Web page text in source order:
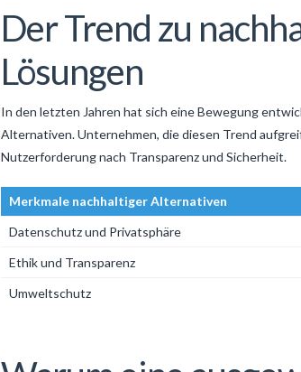
Der Trend zu
Lösungen
In den letzten Jahren hat sich eine Bewegung
Alternativen. Unternehmen, die diesen Trend
Nutzerforderung nach Transparenz und Sicherheit.
Merkmale nachhaltiger Alternativen
Datenschutz und Privatsphäre
Ethik und Transparenz
Umweltschutz